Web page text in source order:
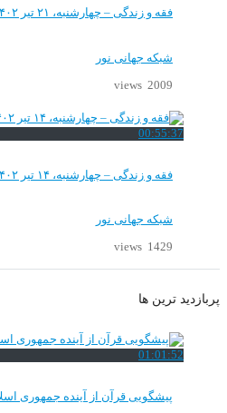
فقه و زندگی – چهارشنبه، ۲۱ تیر ۱۴۰۲
شبکه جهانی نور
2009 views
00:55:37
فقه و زندگی – چهارشنبه، ۱۴ تیر ۱۴۰۲
شبکه جهانی نور
1429 views
پربازدید ترین ها
01:01:52
پیشگویی قرآن از آینده جمهوری